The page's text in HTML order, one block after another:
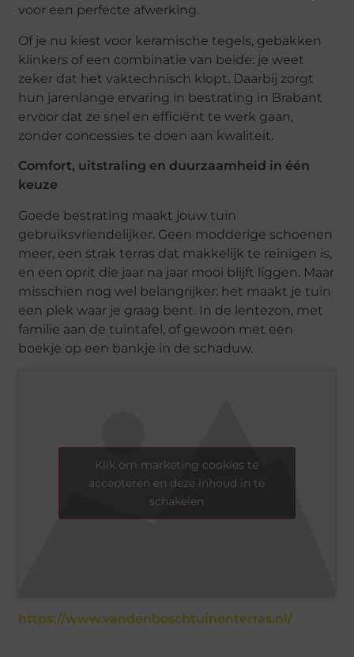
voor een perfecte afwerking.
Of je nu kiest voor keramische tegels, gebakken
klinkers of een combinatie van beide: je weet
zeker dat het vaktechnisch klopt. Daarbij zorgt
hun jarenlange ervaring in bestrating in Brabant
ervoor dat ze snel en efficiënt te werk gaan,
zonder concessies te doen aan kwaliteit.
Comfort, uitstraling en duurzaamheid in één
keuze
Goede bestrating maakt jouw tuin
gebruiksvriendelijker. Geen modderige schoenen
meer, een strak terras dat makkelijk te reinigen is,
en een oprit die jaar na jaar mooi blijft liggen. Maar
misschien nog wel belangrijker: het maakt je tuin
een plek waar je graag bent. In de lentezon, met
familie aan de tuintafel, of gewoon met een
boekje op een bankje in de schaduw.
Klik om marketing cookies te
accepteren en deze inhoud in te
schakelen
https://www.vandenboschtuinenterras.nl/